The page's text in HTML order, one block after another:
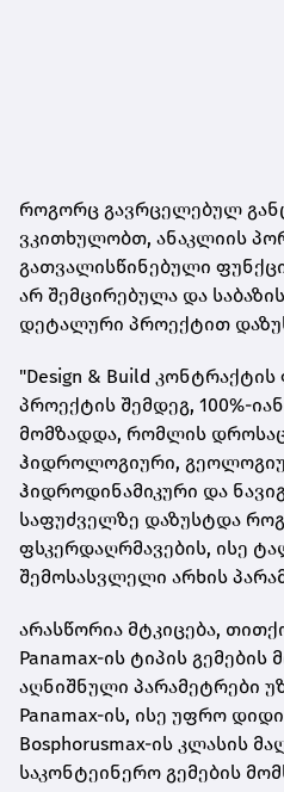
როგორც გავრცელებულ
ვკითხულობთ, ანაკლიის
გათვალისწინებული
არ შემცირებულა და
დეტალური პროექტით
"Design & Build
პროექტის შემდეგ, 100%-
მომზადდა, რომლის
ჰიდროლოგიური,
ჰიდროდინამიკური და
საფუძველზე დაზუსტდა
ფსკერდაღრმავების, ისე
შემოსასვლელი არხის
არასწორია მტკიცება,
Panamax-ის ტიპის გემების
აღნიშნული პარამეტრები
Panamax-ის, ისე უფრო დიდი
Bosphorusmax-ის კლასის
საკონტეინერო გემების